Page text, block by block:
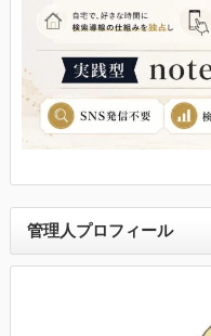
管理人プロフィール